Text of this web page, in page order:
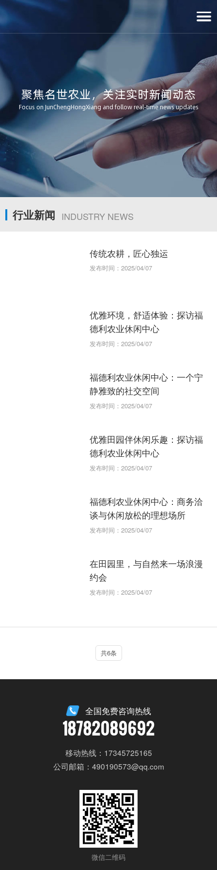
聚焦名世农业，关注实时新闻动态
Focus on JunChengHongXiang and follow real-time news updates
行业新闻 INDUSTRY NEWS
传统农耕，匠心独运
发布时间：2025/04/07
优雅环境，舒适体验：探访福
德利农业休闲中心
发布时间：2025/04/07
福德利农业休闲中心：一个宁
静雅致的社交空间
发布时间：2025/04/07
优雅田园伴休闲乐趣：探访福
德利农业休闲中心
发布时间：2025/04/07
福德利农业休闲中心：商务洽
谈与休闲放松的理想场所
发布时间：2025/04/07
在田园里，与自然来一场浪漫
约会
发布时间：2025/04/07
共6条
全国免费咨询热线
18782089692
移动热线：17345725165
公司邮箱：490190573@qq.com
微信二维码